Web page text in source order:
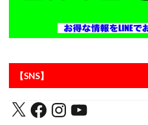
【SNS】